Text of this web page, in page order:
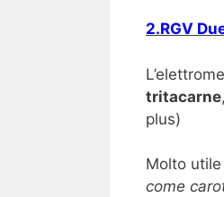
2.RGV
tritacarne,
plus)
Molto utile
come